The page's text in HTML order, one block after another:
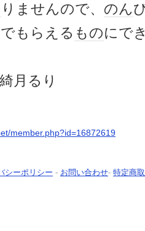
りませんので、 のん
もらえる ものにで
月るり
member.php?id=16872619
シーポリシー - お問い合わせ- 特定商